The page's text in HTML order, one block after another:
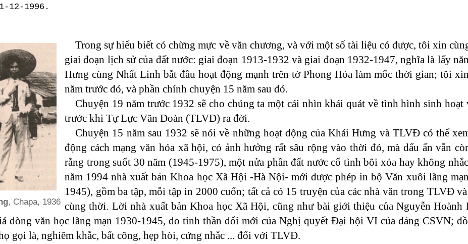
12-1996.
, Chapa, 1936
Trong sự hiểu biết có chừng mực về văn chương, và với một số tài liệu có được, tôi xin
giai đoạn lịch sử của đất nước: giai đoạn 1913-1932 và giai đoạn 1932-1947, nghĩa là lấy
Hưng cùng Nhất Linh bắt đầu hoạt động mạnh trên tờ Phong Hóa làm mốc thời gian; tôi
năm trước đó, và phần chính chuyện 15 năm sau đó.
Chuyện 19 năm trước 1932 sẽ cho chúng ta một cái nhìn khái quát về tình hình sinh hoạt
trước khi Tự Lực Văn Đoàn (TLVĐ) ra đời.
Chuyện 15 năm sau 1932 sẽ nói về những hoạt động của Khái Hưng và TLVĐ có thể
động cách mạng văn hóa xã hội, có ảnh hưởng rất sâu rộng vào thời đó, mà dấu ấn vẫn
rằng trong suốt 30 năm (1945-1975), một nửa phần đất nước cố tình bôi xóa hay không
năm 1994 nhà xuất bản Khoa học Xã Hội -Hà Nội- mới được phép in bộ Văn xuôi lãng
1945), gồm ba tập, mỗi tập in 2000 cuốn; tất cả có 15 truyện của các nhà văn trong TLVĐ
cùng thời. Lời nhà xuất bản Khoa học Xã Hội, cũng như bài giới thiệu của Nguyễn Hoành
dòng văn học lãng mạn 1930-1945, do tinh thần đổi mới của Nghị quyết Đại hội VI của đảng CSVN;
gọi là, nghiêm khắc, bất công, hẹp hòi, cứng nhắc ... đối với TLVĐ.